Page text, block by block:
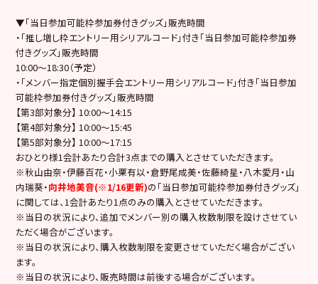
▼「当日参加可能枠参加券付きグッズ」販売時間
・「推し増し枠エントリー用シリアルコード」付き「当日参加可能枠参加券
付きグッズ」販売時間
10:00～18:30（予定）
・「メンバー指定個別握手会エントリー用シリアルコード」付き「当日参加
可能枠参加券付きグッズ」販売時間
【第3部対象分】 10:00～14:15
【第4部対象分】 10:00～15:45
【第5部対象分】 10:00～17:15
おひとり様1会計あたり合計3点までの購入とさせていただきます。
※秋山由奈・伊藤百花・小栗有以・倉野尾成美・佐藤綺星・八木愛月・山
内瑞葵・向井地美音(※1/16更新)の「当日参加可能枠参加券付きグッズ」
に関しては、1会計あたり1点のみの購入とさせていただきます。
※当日の状況により、追加でメンバー別の購入枚数制限を設けさせてい
ただく場合がございます。
※当日の状況により、購入枚数制限を変更させていただく場合がござい
ます。
※当日の状況により、販売時間は前後する場合がございます。